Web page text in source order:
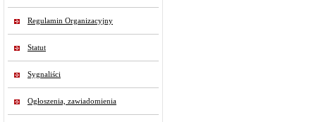
Regulamin Organizacyjny
Statut
Sygnaliści
Ogłoszenia, zawiadomienia